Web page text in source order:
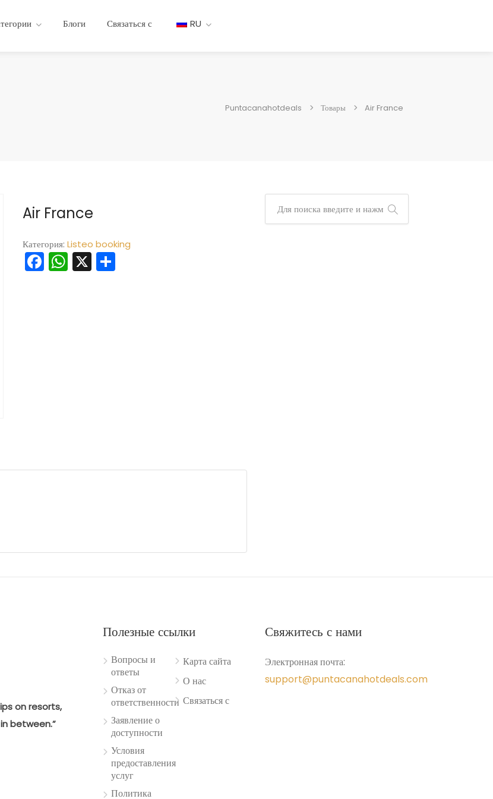
Блоги Связаться с RU
Puntacanahotdeals Товары Air France
Air France
Категория: Listeo booking
Facebook
WhatsApp
X Отправить
on resorts,
between.”
Полезные ссылки
Вопросы и
ответы
Отказ от
ответственности
Заявление о
доступности
Условия
предоставления
услуг
Политика
Карта сайта
О нас
Связаться с
Свяжитесь с нами
Электронная почта:
support@puntacanahotdeals.com